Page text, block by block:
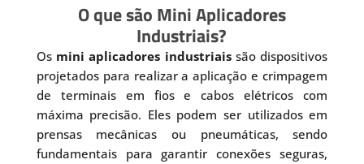
O que são Mini Aplicadores
Industriais?
Os mini aplicadores industriaissão dispositivos
projetados para realizar a aplicação e crimpagem
de terminais em fios e cabos elétricos com
máxima precisão. Eles podem ser utilizados em
prensas mecânicas ou pneumáticas, sendo
fundamentais para garantir conexões seguras,